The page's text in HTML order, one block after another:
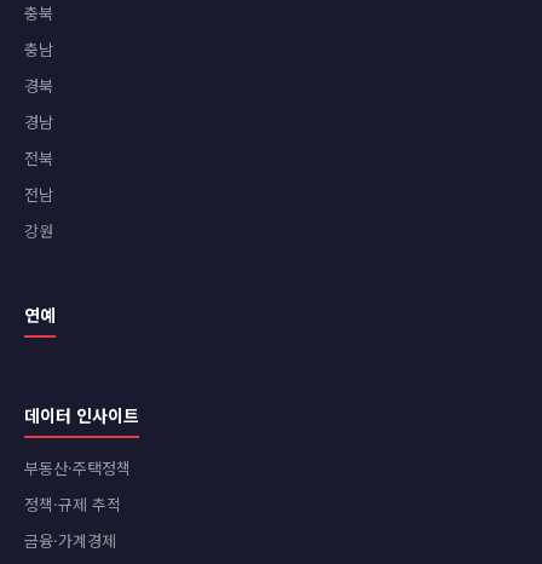
충북
충남
경북
경남
전북
전남
강원
연예
데이터 인사이트
부동산·주택정책
정책·규제 추적
금융·가계경제